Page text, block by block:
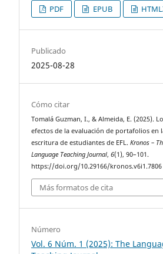
PDF EPUB
Publicado
2025-08-28
Cómo citar
Tomalá Guzman, I., & Almeida, E. (2025).
efectos de la evaluación de portafolios en
escritura de estudiantes de EFL.Kronos –
Language Teaching Journal,6(1), 90–101.
https://doi.org/10.29166/kronos.v6i1.7806
Más formatos de cita
Número
Vol. 6 Núm. 1 (2025): The